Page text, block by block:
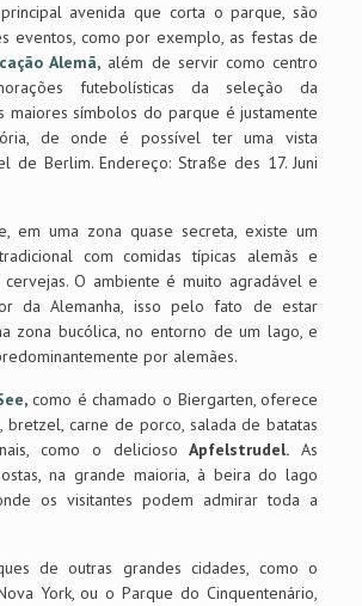
avenida que corta o parque, são
eventos, como por exemplo, as festas de
Alemã, além de servir como centro
futebolísticas da seleção da
maiores símbolos do parque é justamente
de onde é possível ter uma vista
de Berlim. Endereço: Straße des 17. Juni
em uma zona quase secreta, existe um
com comidas típicas alemãs e
O ambiente é muito agradável e
da Alemanha, isso pelo fato de estar
zona bucólica, no entorno de um lago, e
por alemães.
,como é chamado o Biergarten, oferece
bretzel, carne de porco, salada de batatas
como o deliciosoApfelstrudel. As
na grande maioria, à beira do lago
os visitantes podem admirar toda a
de outras grandes cidades, como o
York, ou o Parque do Cinquentenário,